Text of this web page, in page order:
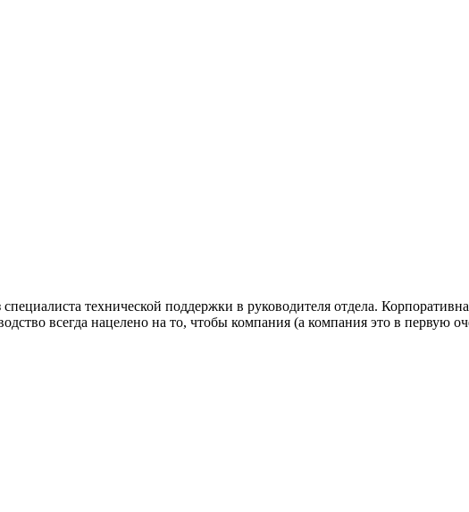
технической поддержки в руководителя отдела.
всегда нацелено на то, чтобы компания (а компания это в первую